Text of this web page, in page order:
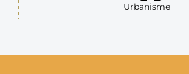
Urbanisme